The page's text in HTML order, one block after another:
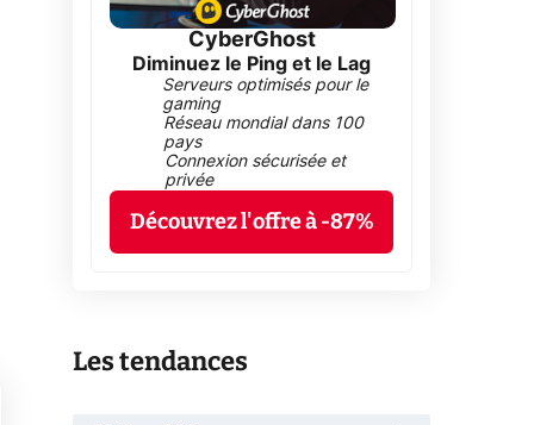
CyberGhost
Diminuez le Ping et le Lag
Serveurs optimisés pour le
gaming
Réseau mondial dans 100
pays
Connexion sécurisée et
privée
Découvrez l'offre à -87%
Les tendances